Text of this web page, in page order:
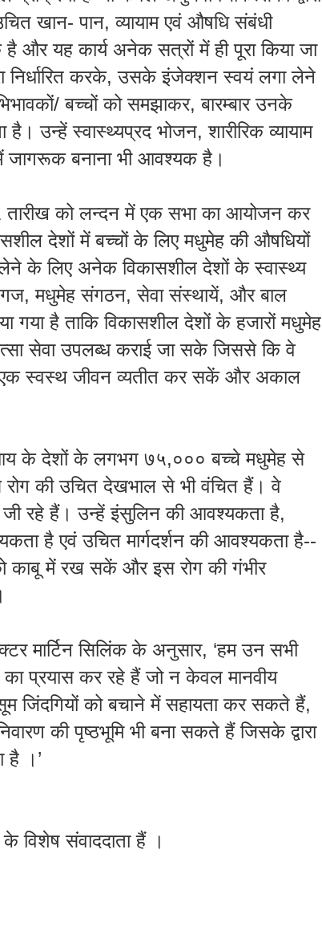
खान-पान,व्यायाम एवं औषधि संबंधी
है और यह कार्य अनेक सत्रों में ही पूरा किया जा
निर्धारितकरके,उसके इंजेक्शन स्वयं लगा लेने
/बच्चों को समझाकर,बारम्बार उनके
है ।उन्हें स्वास्थ्यप्रद भोजन,शारीरिक व्यायाम
जागरूक बनाना भी आवश्यक है ।
तारीख को लन्दन में एक सभा का आयोजन कर
शील देशों में बच्चों के लिए मधुमेह की औषधियों
के लिए अनेक विकासशीलदेशों के स्वास्थ्य
,मधुमेह संगठन,सेवा संस्थायें, और बाल
गया है ताकि विकासशील देशों के हजारों मधुमेह
सेवा उपलब्ध कराई जा सकेजिससे कि वे
स्वस्थ जीवन व्यतीत कर सकें और अकाल
के देशों के लगभग ७५,००० बच्चे मधुमेह से
रोग की उचित देखभाल से भी वंचित हैं।वे
जी रहे हैं।उन्हें इंसुलिन की आवश्यकता है,
है एवं उचित मार्गदर्शन की आवश्यकता है--
काबू में रख सकें और इस रोग की गंभीर
मार्टिन सिलिंक के अनुसार, ‘हम उन सभी
का प्रयास कर रहे हैं जो न केवल मानवीय
जिंदगियों को बचाने में सहायता कर सकते हैं,
की पृष्ठभूमि भी बना सकते हैं जिसके द्वारा
।’
विशेष संवाददाता हैं ।